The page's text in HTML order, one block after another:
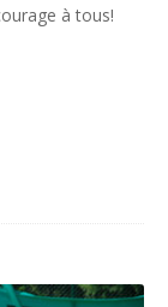
à tous!